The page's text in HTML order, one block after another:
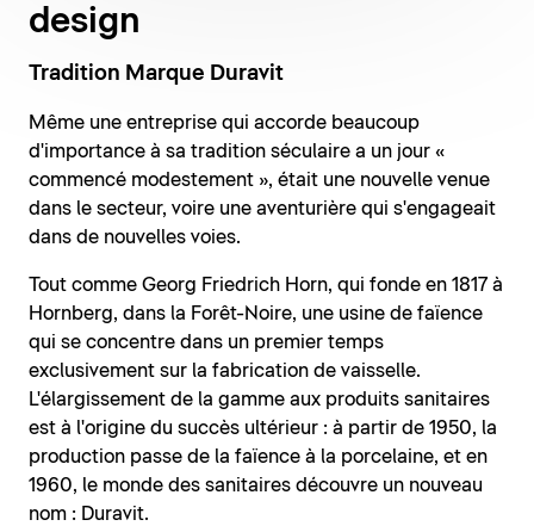
design
Tradition Marque Duravit
Même une entreprise qui accorde beaucoup
d'importance à sa tradition séculaire a un jour «
commencé modestement », était une nouvelle venue
dans le secteur, voire une aventurière qui s'engageait
dans de nouvelles voies.
Tout comme Georg Friedrich Horn, qui fonde en 1817 à
Hornberg, dans la Forêt-Noire, une usine de faïence
qui se concentre dans un premier temps
exclusivement sur la fabrication de vaisselle.
L'élargissement de la gamme aux produits sanitaires
est à l'origine du succès ultérieur : à partir de 1950, la
production passe de la faïence à la porcelaine, et en
1960, le monde des sanitaires découvre un nouveau
nom : Duravit.